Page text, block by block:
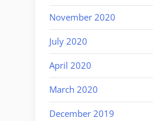
November 2020
July 2020
April 2020
March 2020
December 2019